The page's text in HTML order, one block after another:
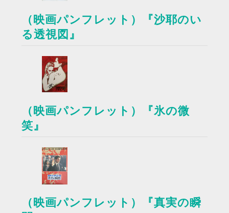
（映画パンフレット）『沙耶のい
る透視図』
（映画パンフレット）『氷の微
笑』
（映画パンフレット）『真実の瞬